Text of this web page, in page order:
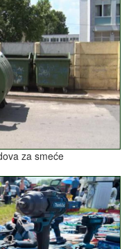
za smeće